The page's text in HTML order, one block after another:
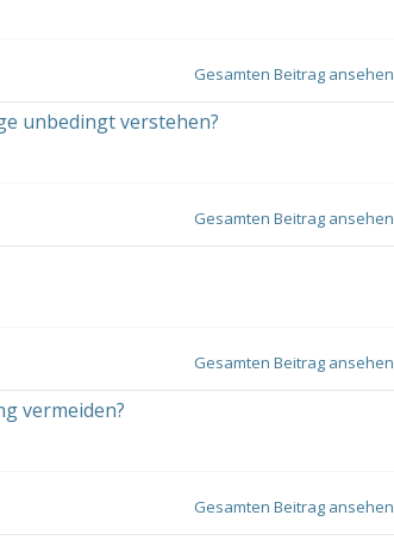
Gesamten Beitrag ansehen
unbedingt verstehen?
Gesamten Beitrag ansehen
Gesamten Beitrag ansehen
vermeiden?
Gesamten Beitrag ansehen